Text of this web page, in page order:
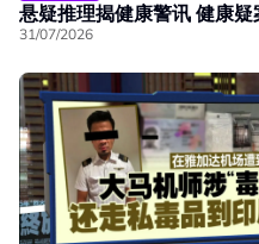
悬疑推理揭健康警讯 健康
31/07/2026